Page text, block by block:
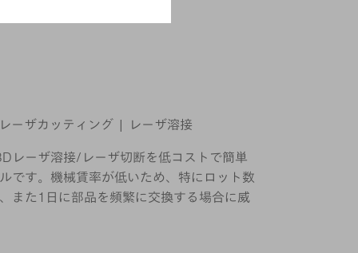
ーザカッティング | レーザ溶接
レーザ溶接/レーザ切断を低コストで簡単
です。機械賃率が低いため、特にロット数
また1日に部品を頻繁に交換する場合に威